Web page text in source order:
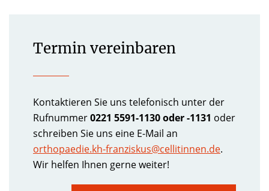
Termin vereinbaren
Kontaktieren Sie uns telefonisch unter der
Rufnummer0221 5591-1130 oder -1131 oder
schreiben Sie uns eine E-Mail an
orthopaedie.kh-franziskus@cellitinnen.de.
Wir helfen Ihnen gerne weiter!